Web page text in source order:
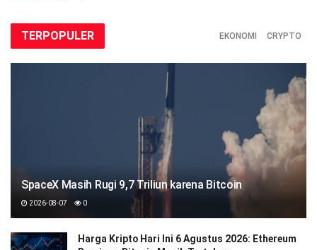
TERPOPULER EKONOMI CRYPTO
SpaceX Masih Rugi 9,7 Triliun karena Bitcoin
2026-08-07 0
Harga Kripto Hari Ini 6 Agustus 2026: Ethereum